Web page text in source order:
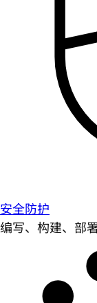
安全防护
编写、构建、部